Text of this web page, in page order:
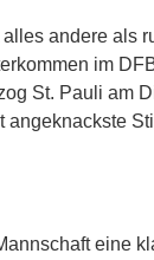
andere
im
St. Pauli am
angeknackste
eine